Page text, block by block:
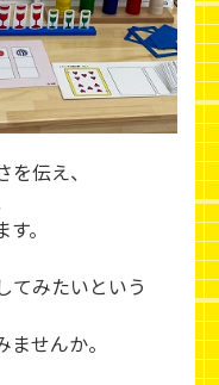
伝え、
。
てみたいという
せんか。